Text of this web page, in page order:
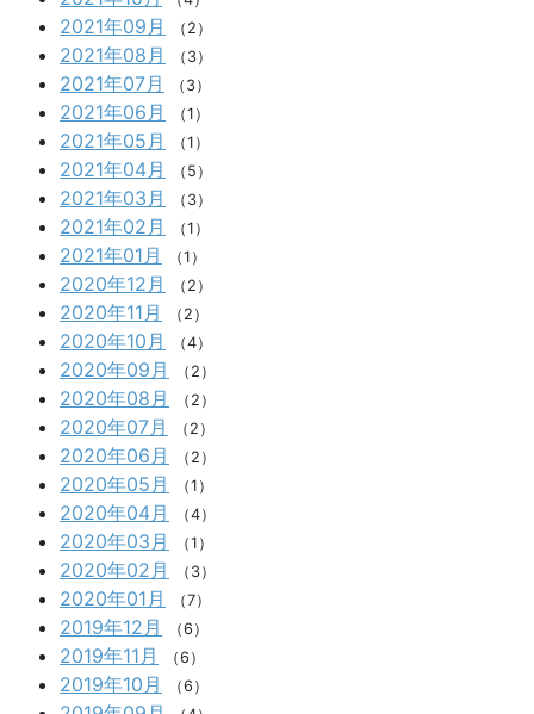
2021年09月 （2）
2021年08月 （3）
2021年07月 （3）
2021年06月 （1）
2021年05月 （1）
2021年04月 （5）
2021年03月 （3）
2021年02月 （1）
2021年01月 （1）
2020年12月 （2）
2020年11月 （2）
2020年10月 （4）
2020年09月 （2）
2020年08月 （2）
2020年07月 （2）
2020年06月 （2）
2020年05月 （1）
2020年04月 （4）
2020年03月 （1）
2020年02月 （3）
2020年01月 （7）
2019年12月 （6）
2019年11月 （6）
2019年10月 （6）